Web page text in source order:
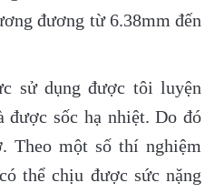
đương từ 6.38mm đến
sử dụng được tôi luyện
được sốc hạ nhiệt. Do đó
Theo một số thí nghiệm
thể chịu được sức nặng